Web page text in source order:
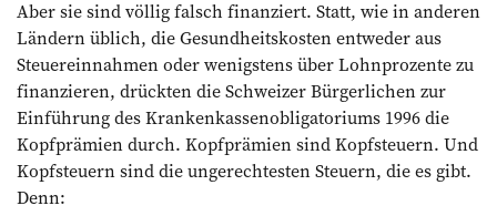
Aber sie sind völlig falsch finanziert. Statt, wie in anderen
Ländern üblich, die Gesundheitskosten entweder aus
Steuereinnahmen oder wenigstens über Lohnprozente zu
finanzieren, drückten die Schweizer Bürgerlichen zur
Einführung des Krankenkassenobligatoriums 1996 die
Kopfprämien durch. Kopfprämien sind Kopfsteuern. Und
Kopfsteuern sind die ungerechtesten Steuern, die es gibt.
Denn: